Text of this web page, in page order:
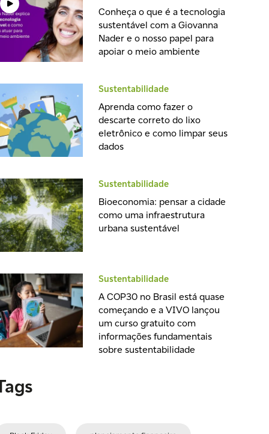
Conheça o que é a tecnologia
sustentável com a Giovanna
Nader e o nosso papel para
apoiar o meio ambiente
Sustentabilidade
Aprenda como fazer o
descarte correto do lixo
eletrônico e como limpar seus
dados
Sustentabilidade
Bioeconomia: pensar a cidade
como uma infraestrutura
urbana sustentável
Sustentabilidade
A COP30 no Brasil está quase
começando e a VIVO lançou
um curso gratuito com
informações fundamentais
sobre sustentabilidade